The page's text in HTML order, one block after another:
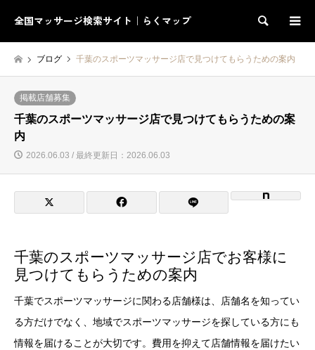
全国マッサージ検索サイト｜らくマップ 検索
ブログ 千葉のスポーツマッサージ店で見つけてもらうための案内
掲載店舗募集
千葉のスポーツマッサージ店で見つけてもらうための案
内
2026.06.03 / 最終更新日：2026.06.03
千葉のスポーツマッサージ店でお客様に
見つけてもらうための案内
千葉でスポーツマッサージに関わる店舗様は、店舗名を知ってい
る方だけでなく、地域でスポーツマッサージを探している方にも
情報を届けることが大切です。費用を抑えて店舗情報を届けたい